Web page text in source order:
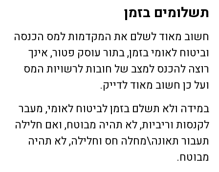
תשלומים בזמן
חשוב מאוד לשלם את המקדמות למס הכנסה
וביטוח לאומי בזמן, בתור עוסק פטור, אינך
רוצה להכנס למצב של חובות לרשויות המס
ועל כן חשוב מאוד לדייק.
במידה ולא תשלם בזמן לביטוח לאומי, מעבר
לקנסות וריביות, לא תהיה מבוטח, ואם חלילה
תעבור תאונה\מחלה חס וחלילה, לא תהיה
מבוטח.